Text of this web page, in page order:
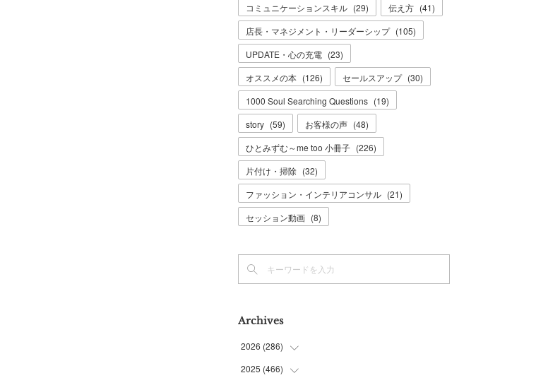
コミュニケーションスキル (29) 伝え方 (41)
店長・マネジメント・リーダーシップ (105)
UPDATE・心の充電 (23)
オススメの本 (126) セールスアップ (30)
1000 Soul Searching Questions (19)
story (59) お客様の声 (48)
ひとみずむ～me too 小冊子 (226)
片付け・掃除 (32)
ファッション・インテリアコンサル (21)
セッション動画 (8)
Archives
2026 (286)
(7)
2025 (466)